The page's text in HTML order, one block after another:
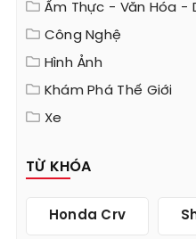
Ẩm Thực - Văn Hóa -
Công Nghệ
Hình Ảnh
Khám Phá Thế Giới
Xe
TỪ KHÓA
Honda Crv